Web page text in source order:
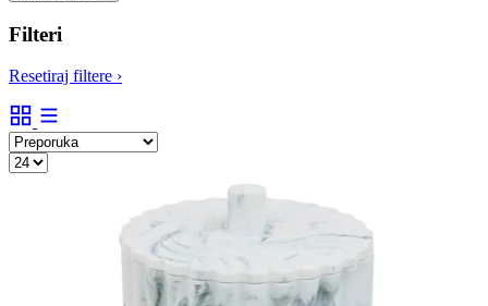
Filteri
Resetiraj filtere ›